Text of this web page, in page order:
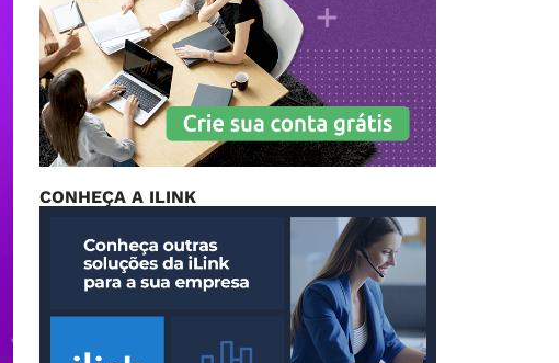
CONHEÇA A ILINK